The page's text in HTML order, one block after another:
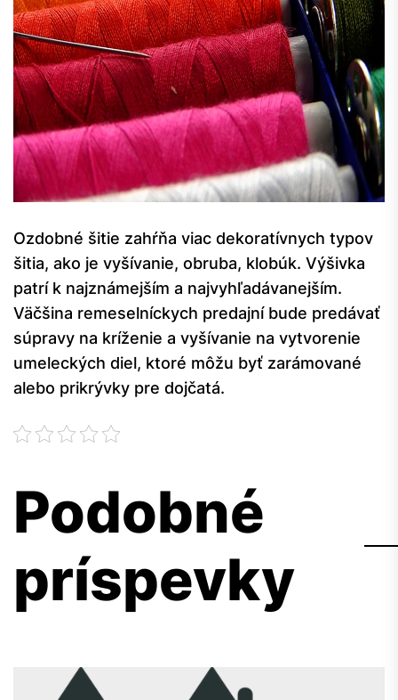
Ozdobné šitie zahŕňa viac dekoratívnych typov
šitia, ako je vyšívanie, obruba, klobúk. Výšivka
patrí k najznámejším a najvyhľadávanejším.
Väčšina remeselníckych predajní bude predávať
súpravy na kríženie a vyšívanie na vytvorenie
umeleckých diel, ktoré môžu byť zarámované
alebo prikrývky pre dojčatá.
Podobné
príspevky